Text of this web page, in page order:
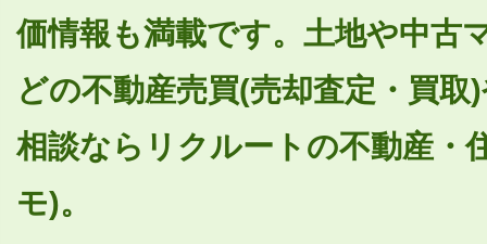
価情報も満載です。土地や中古
どの不動産売買(売却査定・買
相談ならリクルートの不動産・
モ)。